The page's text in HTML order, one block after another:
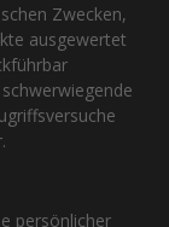
Zwecken,
ausgewertet
persönlicher